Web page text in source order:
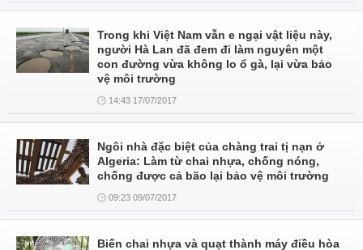
Trong khi Việt Nam vẫn e ngại vật liệu này,
người Hà Lan đã đem đi làm nguyên một
con đường vừa không lo ổ gà, lại vừa bảo
vệ môi trường
14:43 17/07/2017
Ngôi nhà đặc biệt của chàng trai tị nạn ở
Algeria: Làm từ chai nhựa, chống nóng,
chống được cả bão lại bảo vệ môi trường
09:23 09/07/2017
Biến chai nhựa và quạt thành máy điều hòa